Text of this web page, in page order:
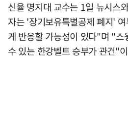
신율 명지대 교수는 1일 뉴시스
자는 '장기보유특별공제 폐지'
게 반응할 가능성이 있다"며 "스
수 있는 한강벨트 승부가 관건"